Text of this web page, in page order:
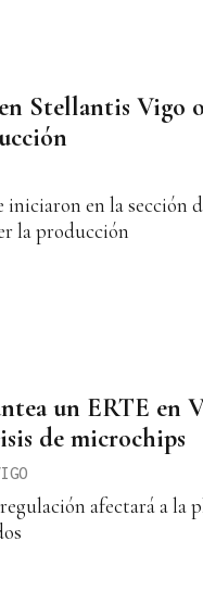
Stellantis Vigo
iniciaron en la sección
la producción
un ERTE en
de microchips
afectará a la